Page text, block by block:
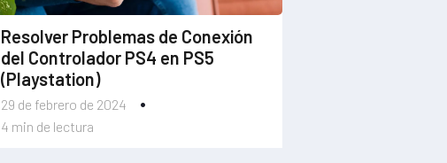
29 de febrero de 2024
4 min de lectura
Resolver Problemas de Conexión
del Controlador PS4 en PS5
(Playstation)